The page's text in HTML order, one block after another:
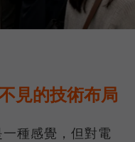
見的技術布局
種感覺，但對電